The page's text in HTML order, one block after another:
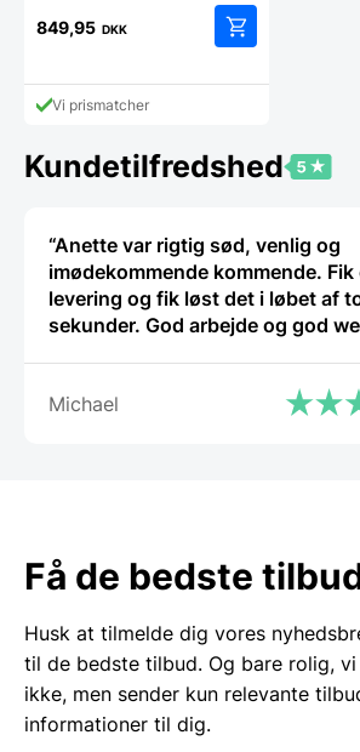
849,95 DKK
Vi prismatcher
Kundetilfredshed
“Anette var rigtig sød, venlig og
imødekommende kommende. Fik
levering og fik løst det i løbet af
sekunder. God arbejde og god
Michael
Få de bedste
Husk at tilmelde dig vores
til de bedste tilbud. Og bare rolig,
ikke, men sender kun relevante
informationer til dig.